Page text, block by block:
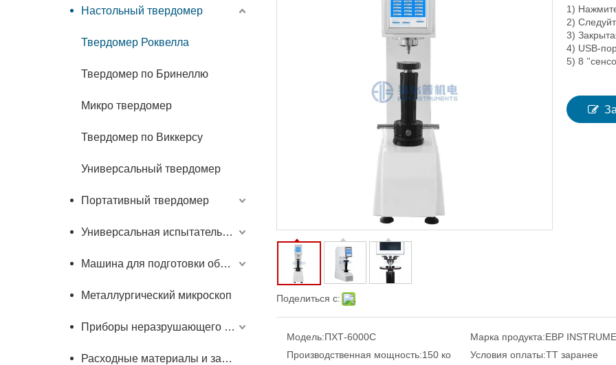
Настольный твердомер
Твердомер Роквелла
Твердомер по Бринеллю
Микро твердомер
Твердомер по Виккерсу
Универсальный твердомер
Портативный твердомер
Универсальная испытательная машина
Машина для подготовки образцов
Металлургический микроскоп
Приборы неразрушающего контроля
Расходные материалы и запчасти
Поделиться с:
1)
2)
3)
4) USB-
5) 8
Модель:ПХТ-6000С Марка продукта:EBP
Производственная мощность:150 ко
Условия оплаты:ТТ заранее